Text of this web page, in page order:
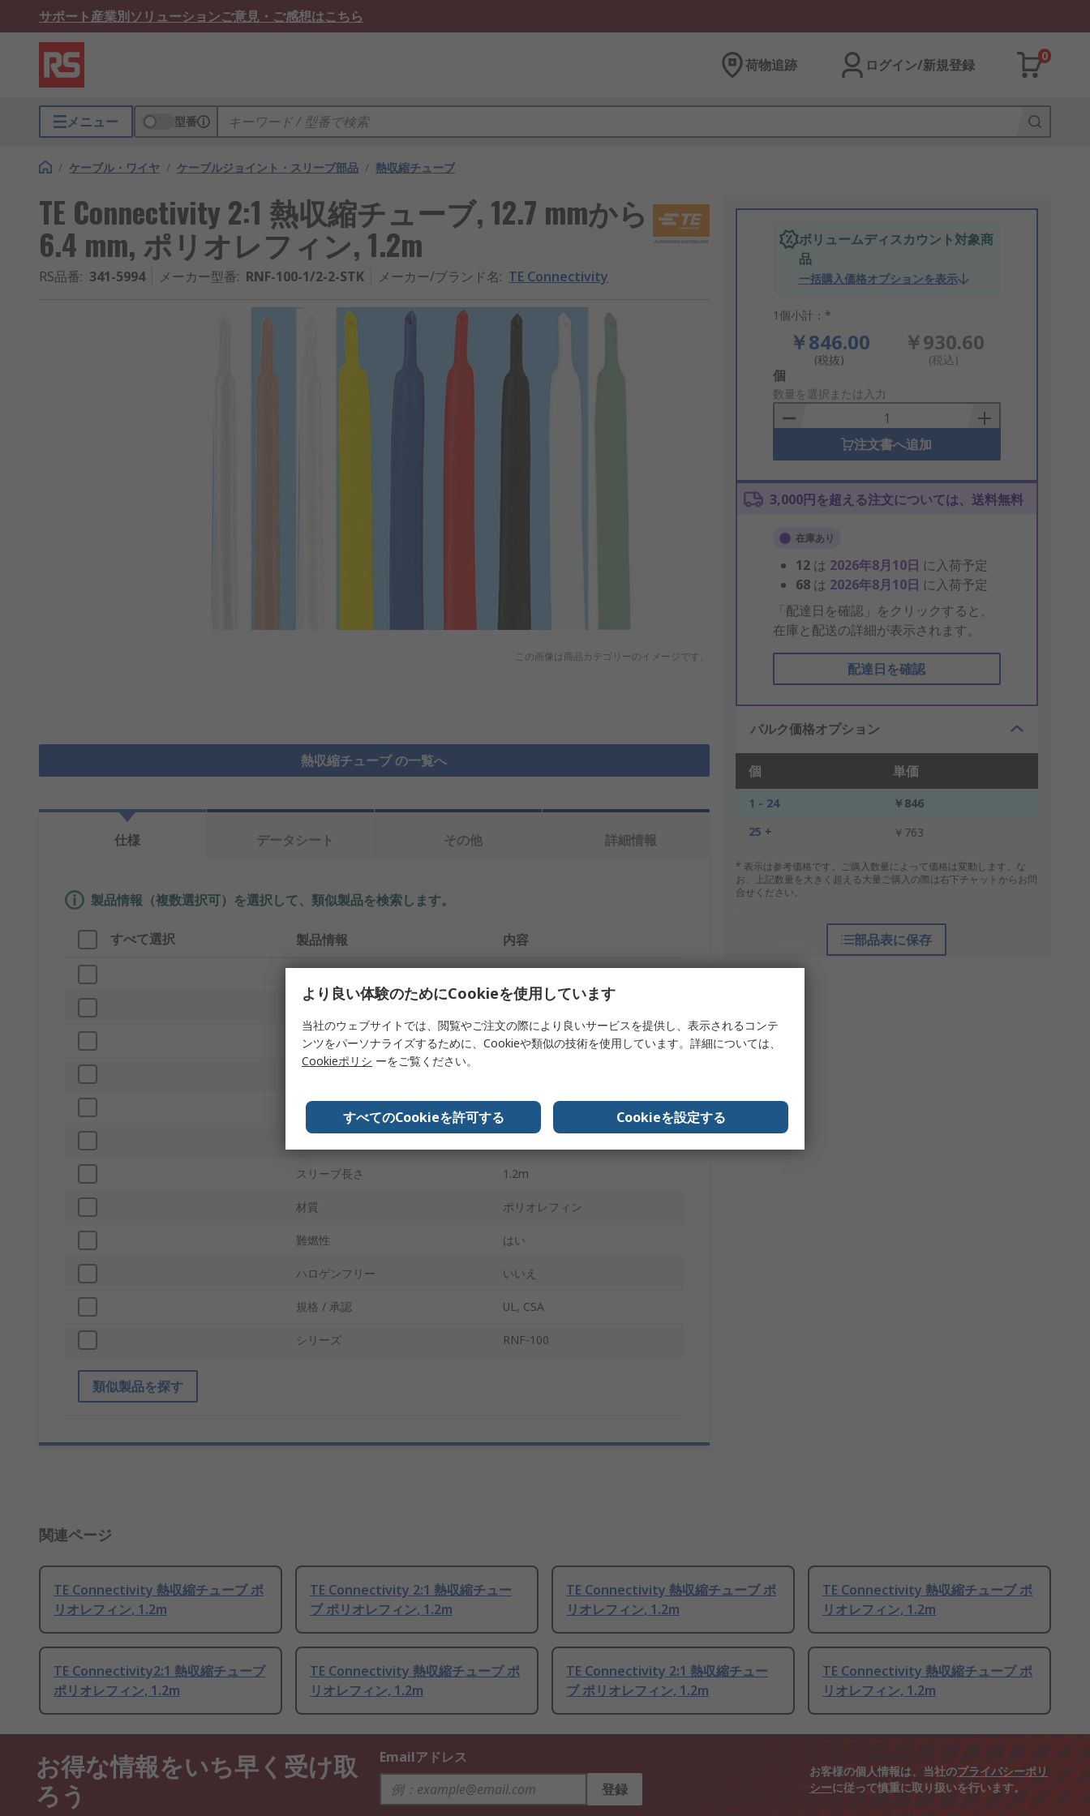
サポート産業別ソリューションご意見・ご感想はこちら
荷物追跡 ログイン/新規登録
0
メニュー 型番
/ ケーブル・ワイヤ / ケーブルジョイント・スリーブ部品 / 熱収縮チューブ
TE Connectivity 2:1 熱収縮チューブ, 12.7 mmから
6.4 mm, ポリオレフィン, 1.2m
RS品番: 341-5994 メーカー型番: RNF-100-1/2-2-STK メーカー/ブランド名: TE Connectivity
この画像は商品カテゴリーのイメージです。
熱収縮チューブ の一覧へ
ボリュームディスカウント対象商
品
一括購入価格オプションを表示
1個小計：*
￥846.00
(税抜)
￥930.60
(税込)
Add
to
Basket
個
数量を選択または入力
注文書へ追加
3,000円を超える注文については、送料無料
在庫あり
12 は 2026年8月10日 に入荷予定
68 は 2026年8月10日 に入荷予定
「配達日を確認」をクリックすると、
在庫と配送の詳細が表示されます。
配達日を確認
バルク価格オプション
個 単価
1 - 24
￥846
25 +
￥763
* 表示は参考価格です。ご購入数量によって価格は変動します。な
お、上記数量を大きく超える大量ご購入の際は右下チャットからお問
合せください。
部品表に保存
仕様 データシート その他 詳細情報
製品情報（複数選択可）を選択して、類似製品を検索します。
すべて選択 製品情報 内容
スリーブ径 12.7mm
シュリンク径 6.4mm
スリーブ長さ 1.2m
材質 ポリオレフィン
難燃性 はい
ハロゲンフリー いいえ
規格 / 承認 UL, CSA
シリーズ RNF-100
類似製品を探す
関連ページ
TE Connectivity 熱収縮チューブ ポ
リオレフィン, 1.2m
TE Connectivity 2:1 熱収縮チュー
ブ ポリオレフィン, 1.2m
TE Connectivity 熱収縮チューブ ポ
リオレフィン, 1.2m
TE Connectivity 熱収縮チューブ ポ
リオレフィン, 1.2m
TE Connectivity2:1 熱収縮チューブ
ポリオレフィン, 1.2m
TE Connectivity 熱収縮チューブ ポ
リオレフィン, 1.2m
TE Connectivity 2:1 熱収縮チュー
ブ ポリオレフィン, 1.2m
TE Connectivity 熱収縮チューブ ポ
リオレフィン, 1.2m
お得な情報をいち早く受け取
ろう
Emailアドレス
登録
お客様の個人情報は、当社のプライバシーポリ
シーに従って慎重に取り扱いを行います。
より良い体験のためにCookieを使用しています
当社のウェブサイトでは、閲覧やご注文の際により良いサービスを提供し、表示されるコンテ
ンツをパーソナライズするために、Cookieや類似の技術を使用しています。詳細については、
Cookieポリシ ーをご覧ください。
すべてのCookieを許可する Cookieを設定する